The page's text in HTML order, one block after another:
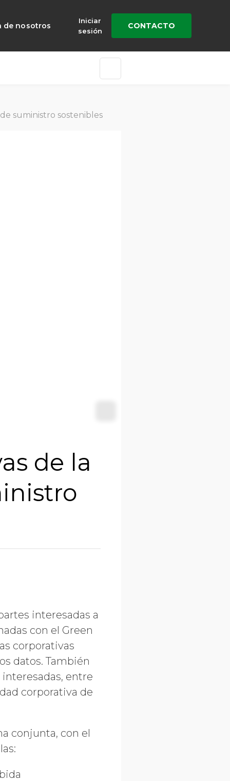
de nosotros
Iniciar
sesión
CONTACTO
suministro sostenibles
de la
interesadas a
con el Green
corporativas
datos. También
entre
corporativa de
conjunta, con el